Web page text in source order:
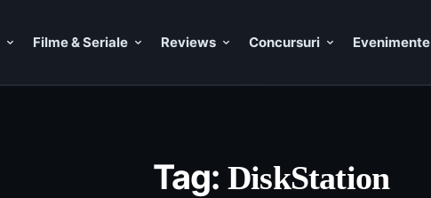
Filme & Seriale Reviews Concursuri Evenimente
Tag: DiskStation